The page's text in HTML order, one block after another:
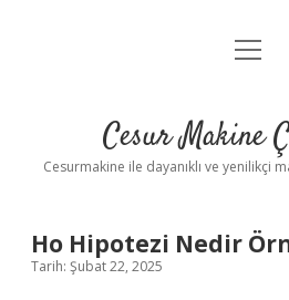
Anasayfa
Yasal
menüyü
Cesur Makine
Cesurmakine ile dayanıklı ve yenilikçi
Ho Hipotezi Nedir
Tarih: Şubat 22, 2025